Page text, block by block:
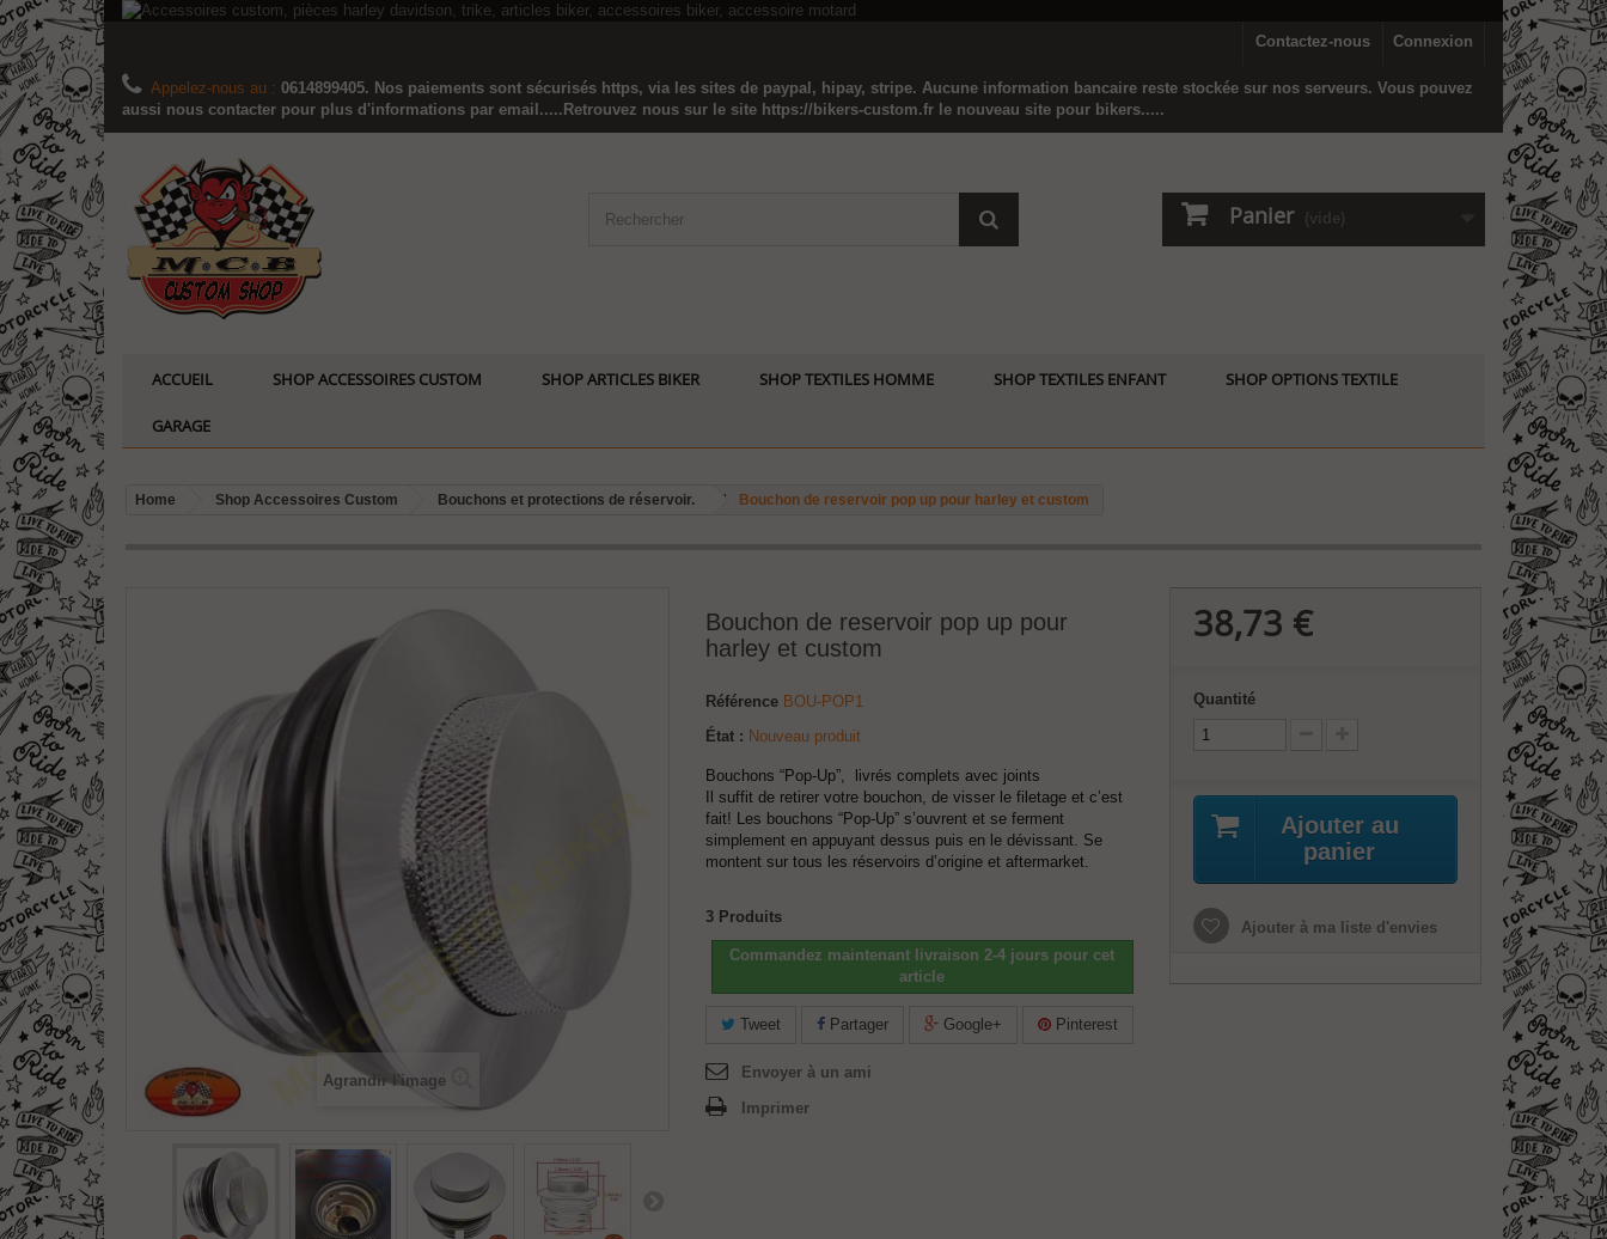
Connexion
Contactez-nous
Appelez-nous au : 0614899405. Nos paiements sont sécurisés https, via les sites de paypal, hipay, stripe. Aucune information bancaire reste stockée sur nos serveurs. Vous pouvez
aussi nous contacter pour plus d'informations par email.....Retrouvez nous sur le site https://bikers-custom.fr le nouveau site pour bikers.....
Panier (vide)
ACCUEIL SHOP ACCESSOIRES CUSTOM SHOP ARTICLES BIKER SHOP TEXTILES HOMME SHOP TEXTILES ENFANT SHOP OPTIONS TEXTILE
GARAGE
Home Shop Accessoires Custom Bouchons et protections de réservoir. Bouchon de reservoir pop up pour harley et custom
Agrandir l'image
Bouchon de reservoir pop up pour
harley et custom
Référence BOU-POP1
État : Nouveau produit
Bouchons “Pop-Up”, livrés complets avec joints
Il suffit de retirer votre bouchon, de visser le filetage et c’est
fait! Les bouchons “Pop-Up” s’ouvrent et se ferment
simplement en appuyant dessus puis en le dévissant. Se
montent sur tous les réservoirs d’origine et aftermarket.
3 Produits
Commandez maintenant livraison 2-4 jours pour cet
article
Tweet Partager Google+ Pinterest
Envoyer à un ami
Imprimer
38,73 €
Quantité
Ajouter au
panier
Ajouter à ma liste d'envies